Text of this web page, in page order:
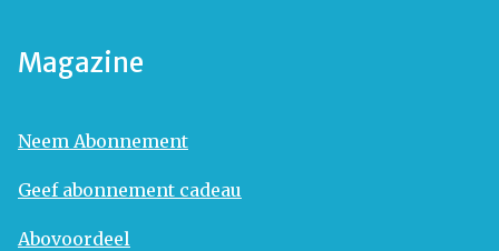
Magazine
Neem Abonnement
Geef abonnement cadeau
Abovoordeel